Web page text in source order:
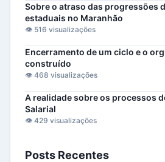
Sobre o atraso das progressões
estaduais no Maranhão
👁️ 516 visualizações
Encerramento de um ciclo e o
construído
👁️ 468 visualizações
A realidade sobre os processos
Salarial
👁️ 429 visualizações
Posts Recentes